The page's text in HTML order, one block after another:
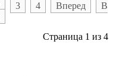
3 4 Вперед
В
Страница 1 из 4